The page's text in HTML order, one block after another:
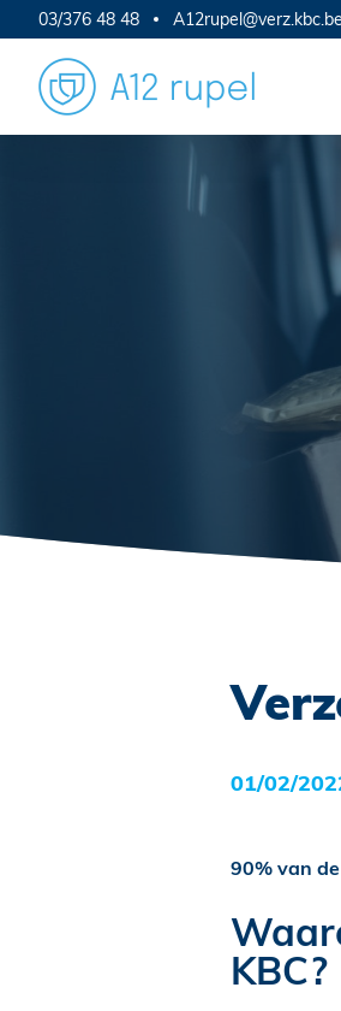
03/376 48 48 A12rupel@verz.kbc.be
01/02/
90% van
KBC?